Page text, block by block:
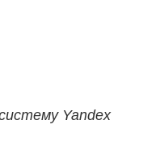
Yandex